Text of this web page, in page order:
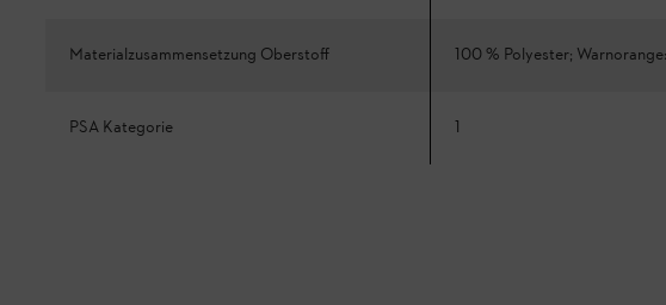
Materialzusammensetzung Oberstoff 100 % Polyester;
PSA Kategorie 1